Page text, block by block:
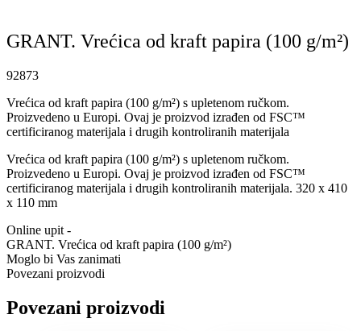
GRANT. Vrećica od kraft papira (100 g/m²)
92873
Vrećica od kraft papira (100 g/m²) s upletenom ručkom.
Proizvedeno u Europi. Ovaj je proizvod izrađen od FSC™
certificiranog materijala i drugih kontroliranih materijala
Vrećica od kraft papira (100 g/m²) s upletenom ručkom.
Proizvedeno u Europi. Ovaj je proizvod izrađen od FSC™
certificiranog materijala i drugih kontroliranih materijala. 320 x 410
x 110 mm
Online upit -
GRANT. Vrećica od kraft papira (100 g/m²)
Moglo bi Vas zanimati
Povezani proizvodi
Povezani proizvodi